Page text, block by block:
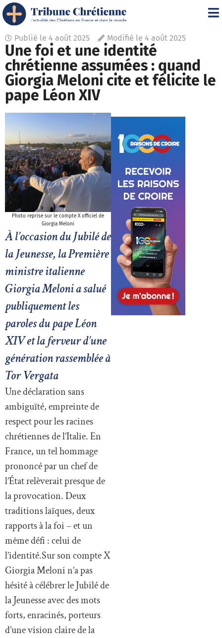
Publié le 4 août 2025 Modifié le 4 août 2025
Une foi et une identité
chrétienne assumées : quand
Giorgia Meloni cite et félicite le
pape Léon XIV
Photo reprise sur le compte X officiel de
Giorgia Meloni
À l’occasion du Jubilé de
la Jeunesse, la Première
ministre italienne
Giorgia Meloni a salué
publiquement les
paroles du pape Léon
XIV et la ferveur d’une
génération rassemblée à
Tor Vergata
Une déclaration sans
ambiguïté, empreinte de
respect pour les racines
chrétiennes de l’Italie. En
France, un tel hommage
prononcé par un chef de
l’État relèverait presque de
la provocation. Deux
traditions laïques, deux
rapports à la foi – et un
même défi : celui de
l’identité.Sur son compte X
Giorgia Meloni n’a pas
hésité à célébrer le Jubilé de
la Jeunesse avec des mots
forts, enracinés, porteurs
d’une vision claire de la